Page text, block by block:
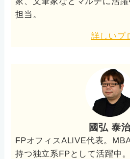
担当。
詳しいプ
國弘 泰
FPオフィスALIVE代表。
持つ独立系FPとして活躍中。